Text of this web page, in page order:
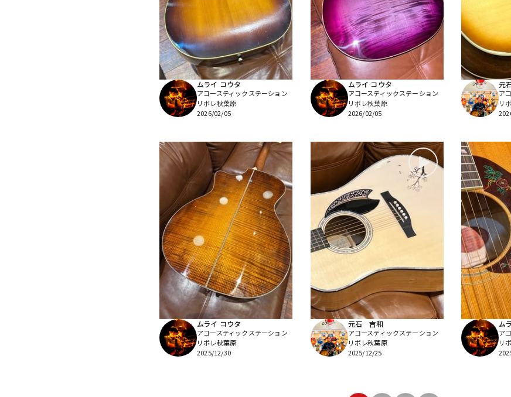
ムライ コウタ
アコースティックステーション
リボレ秋葉原
2026/02/05
ムライ コウタ
アコースティックステーション
リボレ秋葉原
2026/02/05
元
ア
リ
ムライ コウタ
アコースティックステーション
リボレ秋葉原
2025/12/30
元石 吉和
アコースティックステーション
リボレ秋葉原
2025/12/25
ム
ア
リ